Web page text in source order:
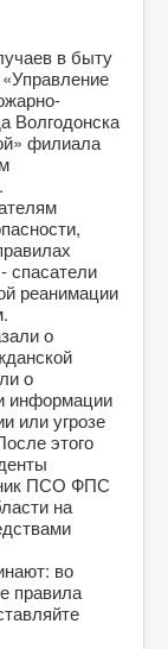
в быту
Волгодонска
филиала
спасатели
реанимации
о
о
информации
или угрозе
этого
ПСО ФПС
на
во
правила